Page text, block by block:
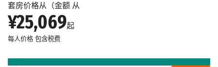
套房价格从（金额 从
¥25,069起
每人价格 包含税费